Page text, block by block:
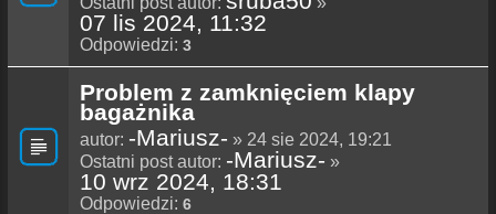
07 lis 2024, 11:32
Odpowiedzi: 3
Problem z zamknięciem klapy
bagażnika
autor: -Mariusz- » 24 sie 2024, 19:21
Ostatni post autor: -Mariusz- »
10 wrz 2024, 18:31
Odpowiedzi: 6